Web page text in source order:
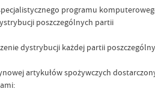
programu
poszczególnych partii
dystrybucji każdej partii
artykułów spożywczych